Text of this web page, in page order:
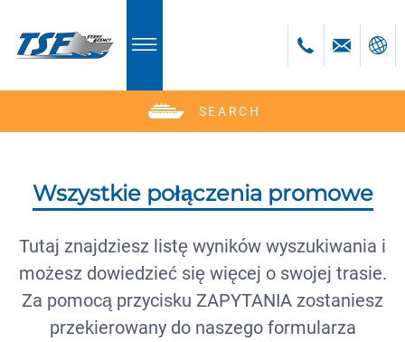
SEARCH
Česky
Bulgară
bosanski
Wszystkie połączenia promowe
Tutaj znajdziesz listę wyników wyszukiwania i
możesz dowiedzieć się więcej o swojej trasie.
Za pomocą przycisku ZAPYTANIA zostaniesz
przekierowany do naszego formularza